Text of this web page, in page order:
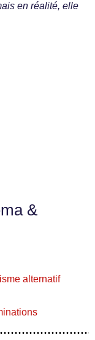
en réalité, elle
&
alternatif